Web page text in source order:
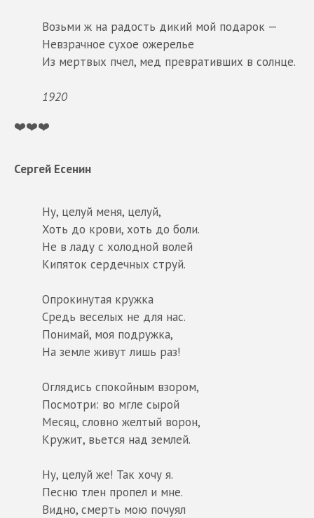
Возьми ж на радость дикий мой подарок —
Невзрачное сухое ожерелье
Из мертвых пчел, мед превративших в солнце.
1920
❤️❤️❤️
Сергей Есенин
Ну, целуй меня, целуй,
Хоть до крови, хоть до боли.
Не в ладу с холодной волей
Кипяток сердечных струй.
Опрокинутая кружка
Средь веселых не для нас.
Понимай, моя подружка,
На земле живут лишь раз!
Оглядись спокойным взором,
Посмотри: во мгле сырой
Месяц, словно желтый ворон,
Кружит, вьется над землей.
Ну, целуй же! Так хочу я.
Песню тлен пропел и мне.
Видно, смерть мою почуял